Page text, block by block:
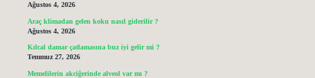
Ağustos 4, 2026
Araç klimadan gelen koku nasıl giderilir ?
Ağustos 4, 2026
Kılcal damar çatlamasına buz iyi gelir mi ?
Temmuz 27, 2026
Memelilerin akciğerinde alveol var mı ?